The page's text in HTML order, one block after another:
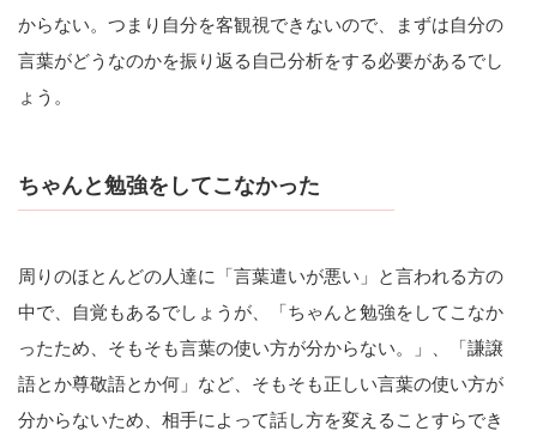
からない。つまり自分を客観視できないので、まずは自分の
言葉がどうなのかを振り返る自己分析をする必要があるでし
ょう。
ちゃんと勉強をしてこなかった
周りのほとんどの人達に「言葉遣いが悪い」と言われる方の
中で、自覚もあるでしょうが、「ちゃんと勉強をしてこなか
ったため、そもそも言葉の使い方が分からない。」、「謙譲
語とか尊敬語とか何」など、そもそも正しい言葉の使い方が
分からないため、相手によって話し方を変えることすらでき